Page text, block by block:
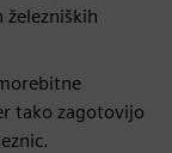
tako zagotovijo